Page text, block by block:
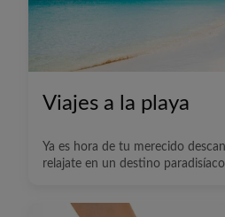
Viajes a la playa
Ya es hora de tu merecido
relajate en un destino